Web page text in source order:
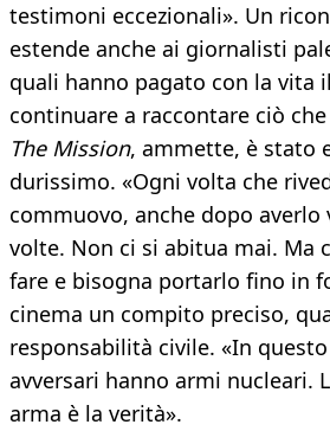
testimoni eccezionali». Un
estende anche ai giornalisti
quali hanno pagato con la vita
continuare a raccontare ciò che
The Mission, ammette, è stato
durissimo. «Ogni volta che
commuovo, anche dopo
volte. Non ci si abitua mai. Ma
fare e bisogna portarlo fino in
cinema un compito preciso,
responsabilità civile. «In
avversari hanno armi nucleari.
arma è la verità».